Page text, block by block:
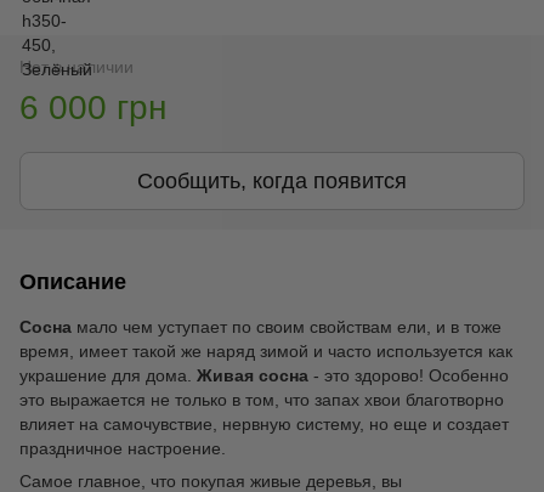
Нет в наличии
6 000 грн
Сообщить, когда появится
Описание
Сосна мало чем уступает по своим свойствам ели, и в тоже
время, имеет такой же наряд зимой и часто используется как
украшение для дома. Живая сосна - это здорово! Особенно
это выражается не только в том, что запах хвои благотворно
влияет на самочувствие, нервную систему, но еще и создает
праздничное настроение.
Самое главное, что покупая живые деревья, вы